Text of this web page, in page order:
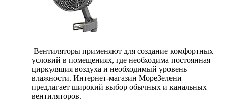
Вентиляторы применяют для создание комфортных
условий в помещениях, где необходима постоянная
циркуляция воздуха и необходимый уровень
влажности. Интернет-магазин МореЗелени
предлагает широкий выбор обычных и канальных
вентиляторов.